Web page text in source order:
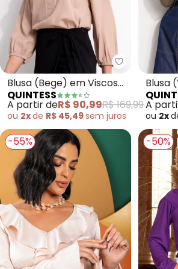
Quintess -
Blusa (Bege) em Viscose
Plana
QUINTESS
A partir deR$ 90,99R$ 169,99
ou 2xde R$ 45,49sem juros
Blusa
Tricot
A
ou 2x
-55% -50%